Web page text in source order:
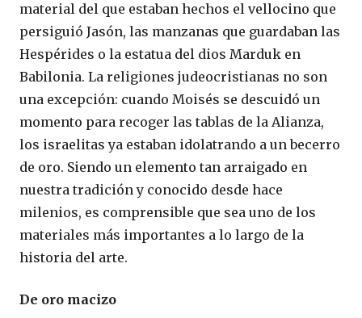
material del que estaban hechos el vellocino que
persiguió Jasón, las manzanas que guardaban las
Hespérides o la estatua del dios Marduk en
Babilonia. La religiones judeocristianas no son
una excepción: cuando Moisés se descuidó un
momento para recoger las tablas de la Alianza,
los israelitas ya estaban idolatrando a un becerro
de oro. Siendo un elemento tan arraigado en
nuestra tradición y conocido desde hace
milenios, es comprensible que sea uno de los
materiales más importantes a lo largo de la
historia del arte.
De oro macizo